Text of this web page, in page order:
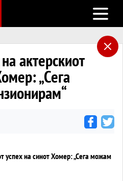
Open
актерскиот
„Сега